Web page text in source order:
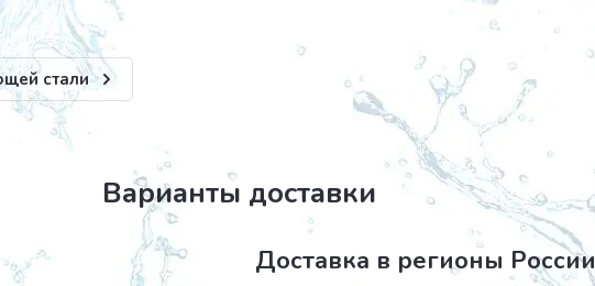
стали
Варианты доставки
Доставка в регионы России